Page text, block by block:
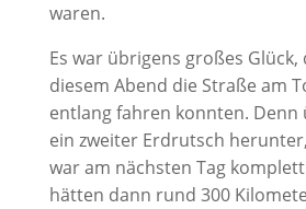
waren.
Es war übrigens großes Glück,
diesem Abend die Straße am
entlang fahren konnten. Denn
ein zweiter Erdrutsch
war am nächsten Tag
hätten dann rund 300